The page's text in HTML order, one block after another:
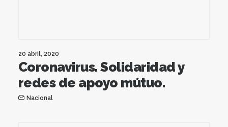
20 abril, 2020
Coronavirus. Solidaridad y
redes de apoyo mútuo.
Nacional